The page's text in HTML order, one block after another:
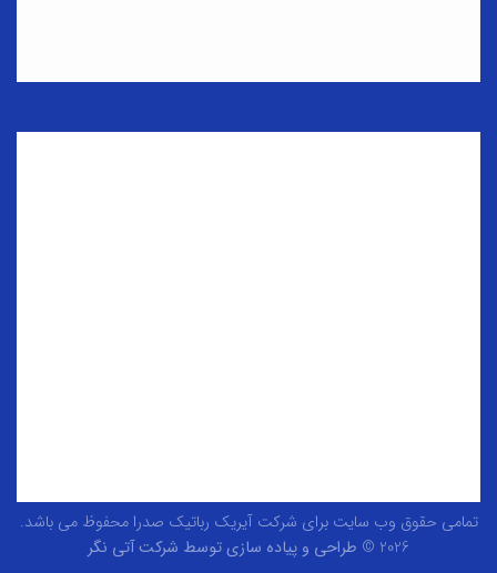
تمامی حقوق وب سایت برای شرکت آیریک رباتیک صدرا محفوظ می باشد.
2026 ©
طراحی و پیاده سازی توسط شرکت آتی نگر